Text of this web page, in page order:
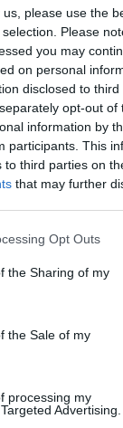
please use the
Please
you may
on personal
disclosed to
opt-out of
information by
participants. This
to third parties on
that may further
app uses one
usage behaviour.
Google and its
specified purposes
Opt Outs
the Sharing of my
the Sale of my
processing my
Advertising.